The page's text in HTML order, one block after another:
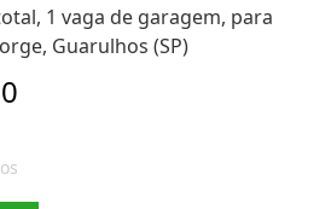
1 vaga de garagem, para
Guarulhos (SP)